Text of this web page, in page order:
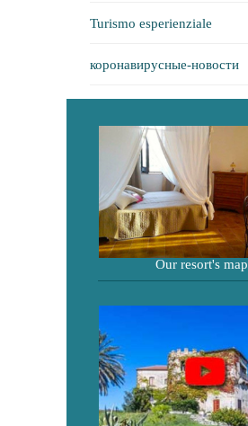
Turismo esperienziale
коронавирусные-новости
Our resort's map